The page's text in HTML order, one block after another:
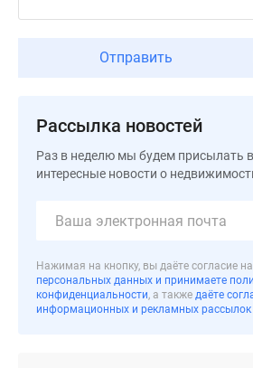
ипотека
скидками
новостроек
Субсидированная
застройщиком
Отправить
Рассылка новостей
Раз в неделю мы будем присылать
интересные новости о
Нажимая на кнопку, вы даёте согласие
персональных данных и принимаете
конфиденциальности, а также даёте
информационных и рекламных рассылок